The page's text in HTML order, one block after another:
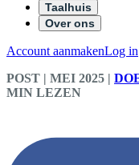
Taalhuis
Over ons
Account aanmakenLog in
POST | MEI 2025 |
MIN LEZEN